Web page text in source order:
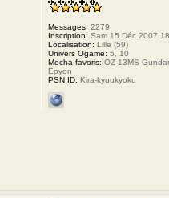
Messages: 2279
Inscription: Sam 15 Déc 2007
Localisation: Lille (59)
Univers Ogame: 5, 10
Mecha favoris: OZ-13MS
Epyon
PSN ID: Kira-kyuukyoku